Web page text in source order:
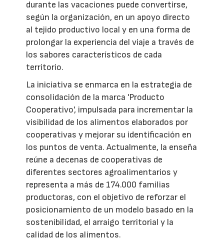
durante las vacaciones puede convertirse,
según la organización, en un apoyo directo
al tejido productivo local y en una forma de
prolongar la experiencia del viaje a través de
los sabores característicos de cada
territorio.
La iniciativa se enmarca en la estrategia de
consolidación de la marca 'Producto
Cooperativo', impulsada para incrementar la
visibilidad de los alimentos elaborados por
cooperativas y mejorar su identificación en
los puntos de venta. Actualmente, la enseña
reúne a decenas de cooperativas de
diferentes sectores agroalimentarios y
representa a más de 174.000 familias
productoras, con el objetivo de reforzar el
posicionamiento de un modelo basado en la
sostenibilidad, el arraigo territorial y la
calidad de los alimentos.